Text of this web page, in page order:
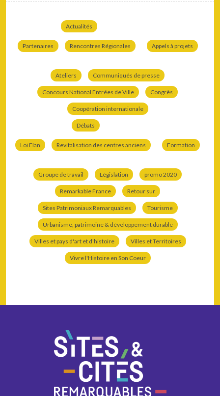
Actualités
Partenaires Rencontres Régionales Appels à projets
Ateliers Communiqués de presse
Concours National Entrées de Ville Congrès
Coopération internationale
Débats
Loi Elan Revitalisation des centres anciens Formation
Groupe de travail Législation promo 2020
Remarkable France Retour sur
Sites Patrimoniaux Remarquables Tourisme
Urbanisme, patrimoine & développement durable
Villes et pays d'art et d'histoire Villes et Territoires
Vivre l'Histoire en Son Coeur